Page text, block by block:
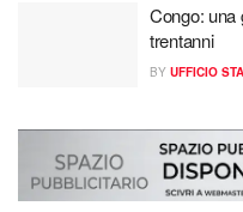
Congo: una
trentanni
BY UFFICIO